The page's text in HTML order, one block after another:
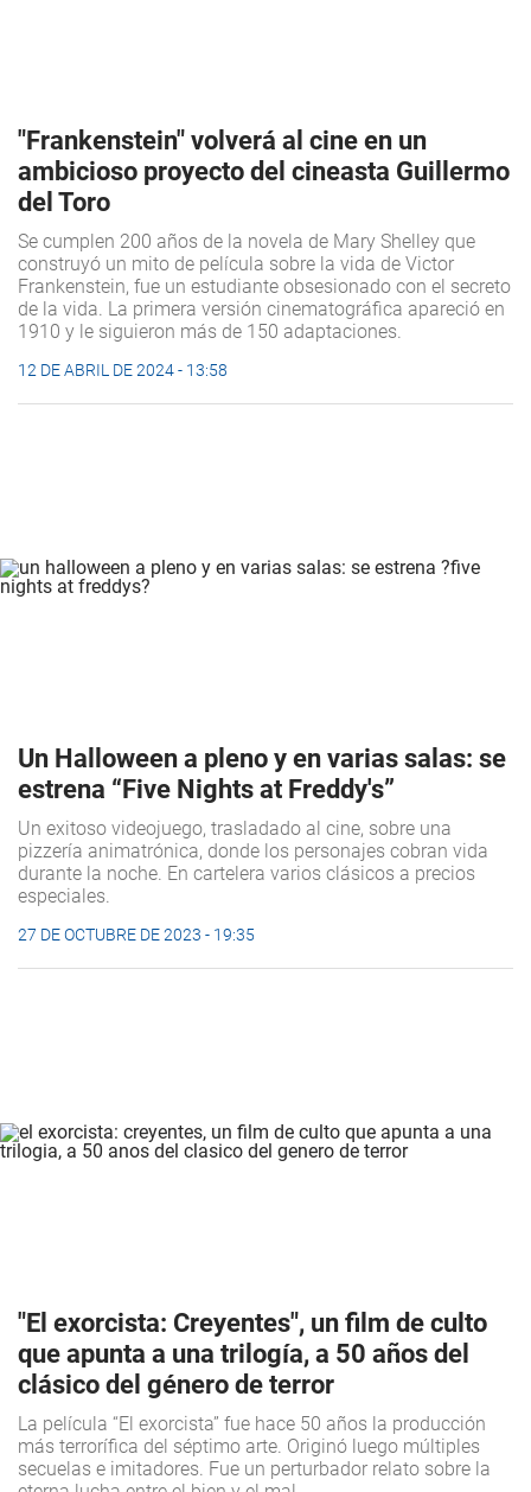
"Frankenstein" volverá al cine en un
ambicioso proyecto del cineasta Guillermo
del Toro
Se cumplen 200 años de la novela de Mary Shelley que
construyó un mito de película sobre la vida de Victor
Frankenstein, fue un estudiante obsesionado con el secreto
de la vida. La primera versión cinematográfica apareció en
1910 y le siguieron más de 150 adaptaciones.
12 DE ABRIL DE 2024 - 13:58
Un Halloween a pleno y en varias salas: se
estrena “Five Nights at Freddy's”
Un exitoso videojuego, trasladado al cine, sobre una
pizzería animatrónica, donde los personajes cobran vida
durante la noche. En cartelera varios clásicos a precios
especiales.
27 DE OCTUBRE DE 2023 - 19:35
"El exorcista: Creyentes", un film de culto
que apunta a una trilogía, a 50 años del
clásico del género de terror
La película “El exorcista” fue hace 50 años la producción
más terrorífica del séptimo arte. Originó luego múltiples
secuelas e imitadores. Fue un perturbador relato sobre la